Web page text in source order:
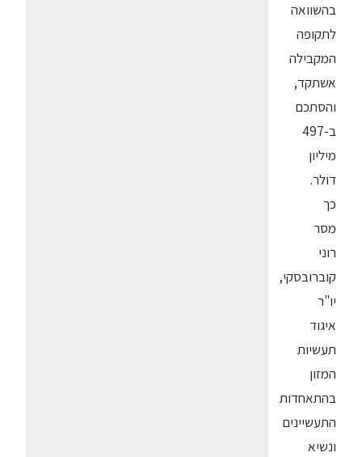
בהשוואה
לתקופה
המקבילה
אשתקד,
והסתכם
ב-497
מיליון
דולר.
כך
מסר
רוני
קוברובסקי,
יו"ר
איגוד
תעשיות
המזון
בהתאחדות
התעשיינים
ונשיא